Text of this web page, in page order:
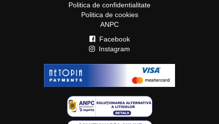
Politica de confidentialitate
Politica de cookies
ANPC
Facebook
Instagram